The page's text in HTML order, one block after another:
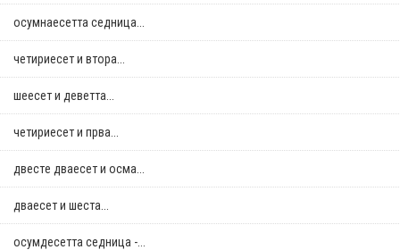
осумнaесетта седница...
четириесет и втора...
шеесет и деветта...
четириесет и прва...
двестe дваесет и осма...
дваесет и шеста...
осумдесетта седница -...